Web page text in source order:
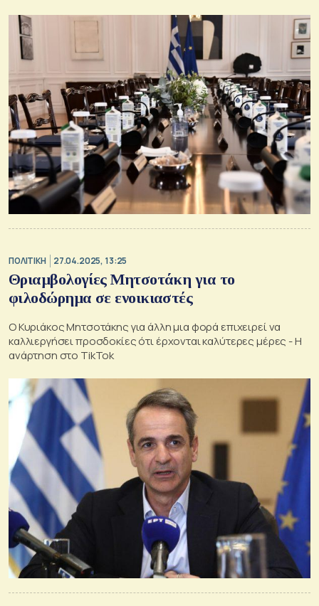
ΠΟΛΙΤΙΚΗ 27.04.2025, 13:25
Θριαμβολογίες Μητσοτάκη για το
φιλοδώρημα σε ενοικιαστές
Ο Κυριάκος Μητσοτάκης για άλλη μια φορά επιχειρεί να
καλλιεργήσει προσδοκίες ότι έρχονται καλύτερες μέρες - Η
ανάρτηση στο TikTok